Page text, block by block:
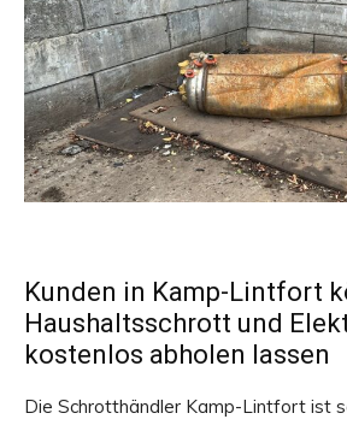
Kunden in Kamp-Lintfort
Haushaltsschrott und
kostenlos abholen lassen
Die Schrotthändler Kamp-Lintfort ist